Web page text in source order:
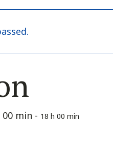
00 min - 18 h 00 min